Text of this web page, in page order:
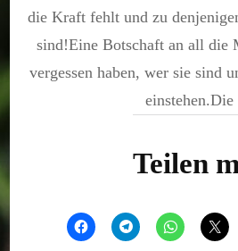
die Kraft fehlt und zu
sind!Eine Botschaft an all die
vergessen haben, wer sie sind
Teilen